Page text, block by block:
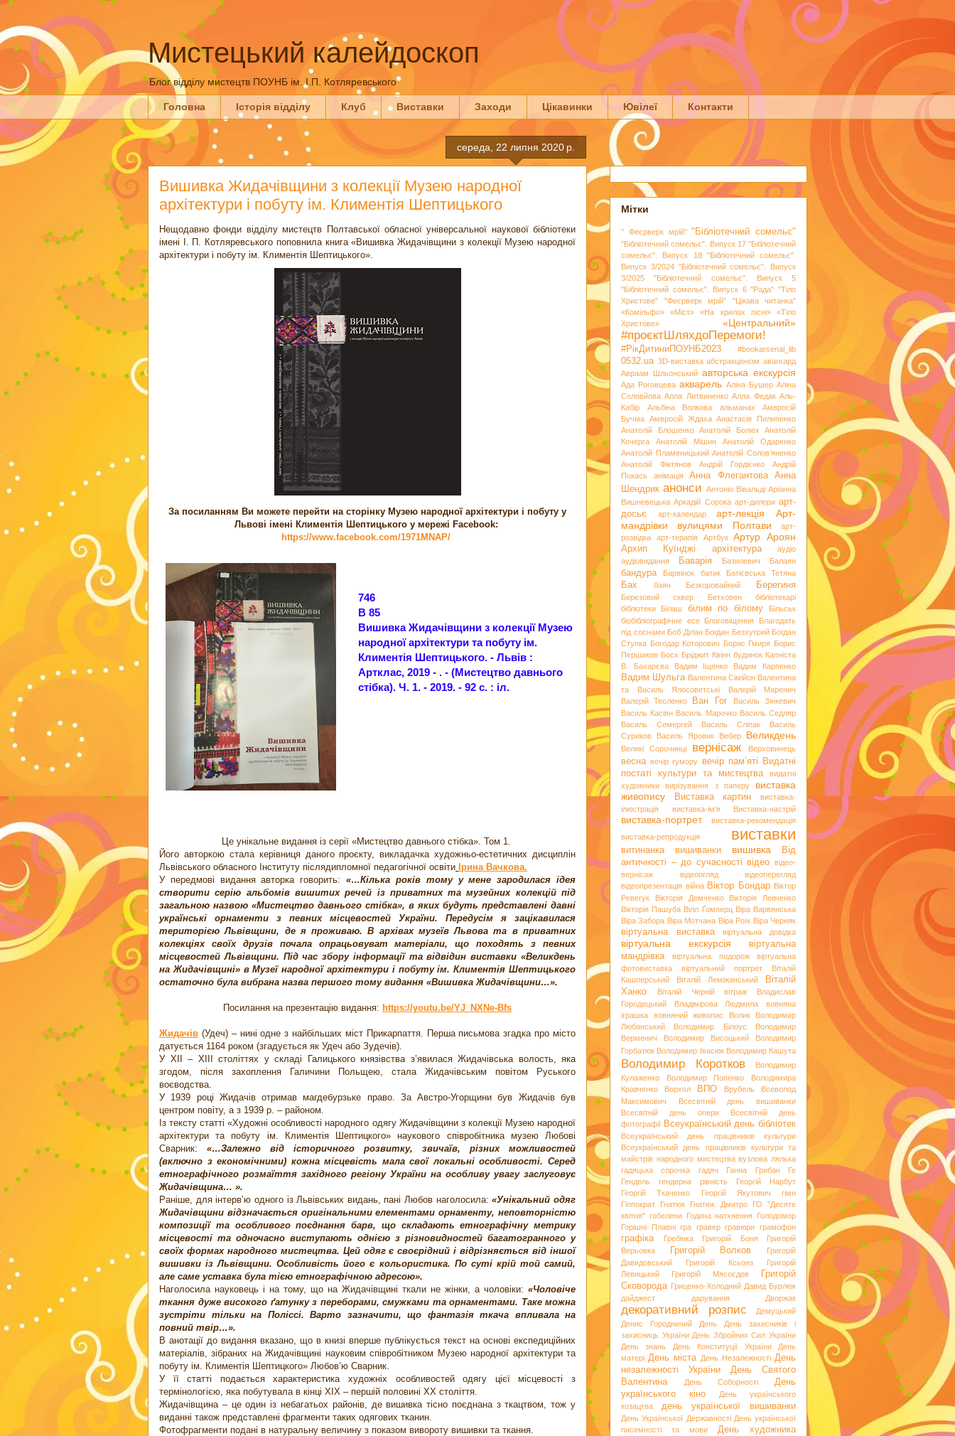
Мистецький калейдоскоп
Блог відділу мистецтв ПОУНБ ім. І.П. Котляревського
Головна Історія відділу Клуб Виставки Заходи Цікавинки Ювілеї Контакти
середа, 22 липня 2020 р.
Вишивка Жидачівщини з колекції Музею народної
архітектури і побуту ім. Климентія Шептицького
Нещодавно фонди відділу мистецтв Полтавської обласної універсальної наукової бібліотеки
імені І. П. Котляревського поповнила книга «Вишивка Жидачівщини з колекції Музею народної
архітектури і побуту ім. Климентія Шептицького».
За посиланням Ви можете перейти на сторінку Музею народної архітектури і побуту у
Львові імені Климентія Шептицького у мережі Facebook:
https://www.facebook.com/1971MNAP/
746
В 85
Вишивка Жидачівщини з колекції Музею
народної архітектури та побуту ім.
Климентія Шептицького. - Львів :
Артклас, 2019 - . - (Мистецтво давнього
стібка). Ч. 1. - 2019. - 92 с. : іл.
Це унікальне видання із серії «Мистецтво давнього стібка». Том 1.
Його авторкою стала керівниця даного проєкту, викладачка художньо-естетичних дисциплін
Львівського обласного Інституту післядипломної педагогічної освіти Ірина Вачкова.
У передмові видання авторка говорить:«…Кілька років тому у мене зародилася ідея
створити серію альбомів вишитих речей із приватних та музейних колекцій під
загальною назвою «Мистецтво давнього стібка», в яких будуть представлені давні
українські орнаменти з певних місцевостей України. Передусім я зацікавилася
територією Львівщини, де я проживаю. В архівах музеїв Львова та в приватних
колекціях своїх друзів почала опрацьовуват матеріали, що походять з певних
місцевостей Львівщини. Під час збору інформації та відвідин виставки «Великдень
на Жидачівщині» в Музеї народної архітектури і побуту ім. Климентія Шептицького
остаточно була вибрана назва першого тому видання «Вишивка Жидачівщини…».
Посилання на презентацію видання: https://youtu.be/YJ_NXNe-Bfs
Жидачів (Удеч) – нині одне з найбільших міст Прикарпаття. Перша письмова згадка про місто
датується 1164 роком (згадується як Удеч або Зудечів).
У ХІІ – ХІІІ століттях у складі Галицького князівства з’явилася Жидачівська волость, яка
згодом, після захоплення Галичини Польщею, стала Жидачівським повітом Руського
воєводства.
У 1939 році Жидачів отримав магдебурзьке право. За Австро-Угорщини був Жидачів був
центром повіту, а з 1939 р. – районом.
Із тексту статті «Художні особливості народного одягу Жидачівщини з колекції Музею народної
архітектури та побуту ім. Климентія Шептицкого» наукового співробітника музею Любові
Сварник: «…Залежно від історичного розвитку, звичаїв, різних можливостей
(включно з економічними) кожна місцевість мала свої локальні особливості. Серед
етнографічного розмаїття західного регіону України на особливу увагу заслуговує
Жидачівщина… ».
Раніше, для інтерв’ю одного із Львівських видань, пані Любов наголосила: «Унікальний одяг
Жидачівщини відзначається оригінальними елементами орнаменту, неповторністю
композиції та особливого поєднання барв, що складають етнографічну метрику
місцевості та одночасно виступають однією з різновидностей багатогранного у
своїх формах народного мистецтва. Цей одяг є своєрідний і відрізняється від іншої
вишивки із Львівщини. Особливість його є кольористика. По суті крій той самий,
але саме уставка була тією етнографічною адресою».
Наголосила науковець і на тому, що на Жидачівщині ткали не жінки, а чоловіки: «Чоловіче
ткання дуже високого ґатунку з переборами, смужками та орнаментами. Таке можна
зустріти тільки на Поліссі. Варто зазначити, що фантазія ткача впливала на
повний твір…».
В анотації до видання вказано, що в книзі вперше публікується текст на основі експедиційних
матеріалів, зібраних на Жидачівщині науковим співробітником Музею народної архітектури та
побуту ім. Климентія Шептицкого» Любов’ю Сварник.
У її статті подається характеристика художніх особливостей одягу цієї місцевості з
термінологією, яка побутувала в кінці ХІХ – першій половині ХХ століття.
Жидачівщина – це один із небагатьох районів, де вишивка тісно поєднана з ткацтвом, тож у
виданні також представлені фрагменти таких одягових тканин.
Фотофрагменти подані в натуральну величину з показом вивороту вишивки та ткання.
Мітки
" Феєрверк мрій" "Бібліотечний сомельє"
"Бібліотечний сомельє". Випуск 17 "Бібліотечний
сомельє". Випуск 18
"Бібліотечний сомельє".
Випуск 3/2024 "Бібліотечний сомельє". Випуск
3/2025
"Бібліотечний сомельє". Випуск 5
"Бібліотечний сомельє". Випуск 6 "Рада" "Тіло
Христове"
"Феєрверк мрій"
"Цікава читанка"
«Комільфо»
«Міст» «На крилах пісні»
«Тіло
Христове»
«Центральний»
#проєктШляхдоПеремоги!
#РікДитиниПОУНБ2023 #bookarsenal_lib
0532.ua 3D-виставка абстракціонізм авангард
Авраам Шльонський авторська екскурсія
Ада Роговцева акварель Аліна Бушер Аліна
Соловйова Алла Литвиненко Алла Федак Аль-
Кабір
Альбіна Волкова альманах
Амвросій
Бучма Амвросій Ждаха Анастасія Пилипенко
Анатолій Блошенко
Анатолій Болюх
Анатолій
Кочерга
Анатолій Мішин
Анатолій Одаренко
Анатолій Пламеницький Анатолій Солов’яненко
Анатолій Фіктянов
Андрій Гордієнко
Андрій
Покась
анімація Анна Флегантова
Анна
Шендрик анонси Антоніо Вівальді Аріанна
Вишневецька Аркадій Сорока арт-дилери арт-
досьє
арт-календар арт-лекція
Арт-
мандрівки вулицями Полтави
арт-
розвідка
арт-терапія Артбук Артур Ароян
Архип Куїнджі архітектура
аудіо
аудіовидання
Баварія Базилевич Балаян
бандура Барвінок батик Батієвська Тетяна
Бах баян Безкоровайний Берегиня
Березовий сквер Бетховен
бібліотекарі
бібліотеки
Білаш білим по білому
Більськ
біобібліографічне есе
Благовіщення
Благодать
під соснами Боб Ділан Богдан Безхутрий Богдан
Ступка Богодар Которович Борис Гмиря Борис
Першиков Босх Бріджит Квінн будинок Капніста
В. Бахарєва
Вадим Іщенко Вадим Карпенко
Вадим Шульга Валентина Сімійон Валентина
та Василь Ялосоветські
Валерій Маренич
Валерій Тесленко
Ван Гог
Василь Зінкевич
Василь Касіян Василь Марочко Василь Седляр
Василь Семергей
Василь Сліпак
Василь
Суриков
Василь Яровик Вебер Великдень
Великі Сорочинці вернісаж Верховинець
весна вечір гумору вечір пам’яті
Видатні
постаті культури та мистецтва
видатні
художники
вирізування з паперу
виставка
живопису
Виставка картин
виставка-
ілюстрація
виставка-ім'я Виставка-настрій
виставка-портрет
виставка-рекомендація
виставка-репродукція
виставки
витинанка вишиванки вишивка
Від
античності – до сучасності відео відео-
вернісаж
відеоогляд
відеоперегляд
відеопрезентація війна Віктор Бондар Віктор
Ревегук
Вікторія Демченко
Вікторія Левченко
Вікторія Пашуба Вілл Ґомперц Віра Варвянська
Віра Забора Віра Мотчана Віра Роїк Віра Черняк
віртуальна виставка віртуальна довідка
віртуальна екскурсія
віртуальна
мандрівка
віртуальна подорож
віртуальна
фотовиставка
віртуальний портрет
Віталій
Кашперський
Віталій Леміжанський
Віталій
Ханко
Віталій Черній вітраж
Владислав
Городецький
Владімірова Людмила
вовняна
іграшка
вовняний живопис Волик
Володимир
Любанський
Володимир Білоус
Володимир
Верменич
Володимир Висоцький
Володимир
Горбатюк Володимир Івасюк Володимир Кашута
Володимир Коротков
Володимир
Кулаженко
Володимир Попенко
Володимира
Кравченко
Ворхол ВПО Врубель
Всеволод
Максимович
Всесвітній день вишиванки
Всесвітній день опери
Всесвітній день
фотографії Всеукраїнський день бібліотек
Всеукраїнський день працівників культури
Всеукраїнський день працівників культури та
майстрів народного мистецтва вузлова лялька
гадяцька сорочка
гадяч Ганна Грибан
Ге
Гендель
гендерна рівність
Георгій Нарбут
Георгій Ткаченко
Георгій Якутович
гімн
Гіппократ
Гнатюк Гнатюк Дмитро
ГО "Десяте
квітня" гобелени Година натхнення Голодомор
Горішні Плавні гра гравер гравюри грамофон
графіка Гребінка Григорій Боня
Григорій
Верьовка
Григорій Волков
Григорій
Давидовський
Григорій Ксьонз
Григорій
Левицький
Григорій Мясоєдов
Григорій
Сковорода Гриценко-Холодний Давид Бурлюк
дайджест
дарування Дворжак
декоративний розпис
Демуцький
Денис Городничий
День
День захисників і
захисниць України День Збройних Сил України
День знань
День Конституції України
День
матері День міста День Незалежності День
незалежності України
День Святого
Валентина
День Соборності
День
українського кіно
День українського
козацтва
день української вишиванки
День Української Державності День української
писемності та мови
День художника